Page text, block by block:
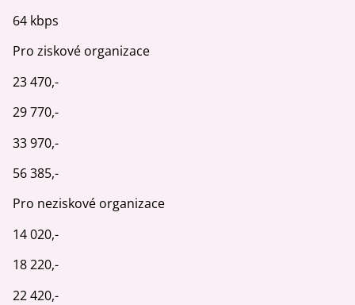
64 kbps
Pro ziskové organizace
23 470,-
29 770,-
33 970,-
56 385,-
Pro neziskové organizace
14 020,-
18 220,-
22 420,-